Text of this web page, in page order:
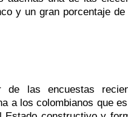
y un gran porcentaje
de las encuestas
a los colombianos que